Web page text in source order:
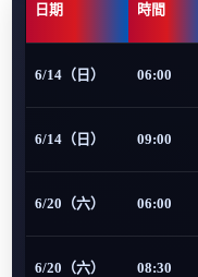
日期 時間
6/14（日） 06:00
6/14（日） 09:00
6/20（六） 06:00
6/20（六） 08:30